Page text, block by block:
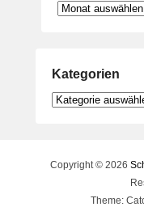
Archiv
Kategorien
Kategorien
Copyright © 2026
Theme: